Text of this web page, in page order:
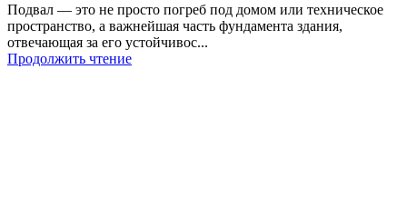
Подвал — это не просто погреб под домом или техническое
пространство, а важнейшая часть фундамента здания,
отвечающая за его устойчивос...
Продолжить чтение